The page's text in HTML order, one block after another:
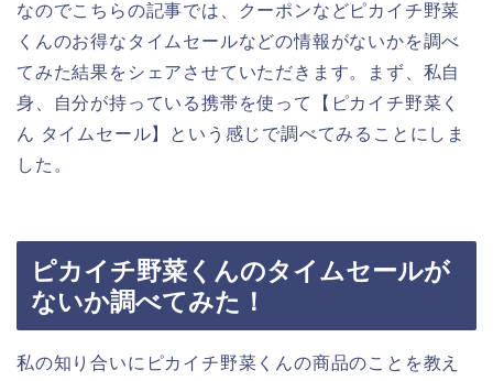
なのでこちらの記事では、クーポンなどピカイチ野菜
くんのお得なタイムセールなどの情報がないかを調べ
てみた結果をシェアさせていただきます。まず、私自
身、自分が持っている携帯を使って【ピカイチ野菜く
ん タイムセール】という感じで調べてみることにしま
した。
ピカイチ野菜くんのタイムセールが
ないか調べてみた！
私の知り合いにピカイチ野菜くんの商品のことを教え